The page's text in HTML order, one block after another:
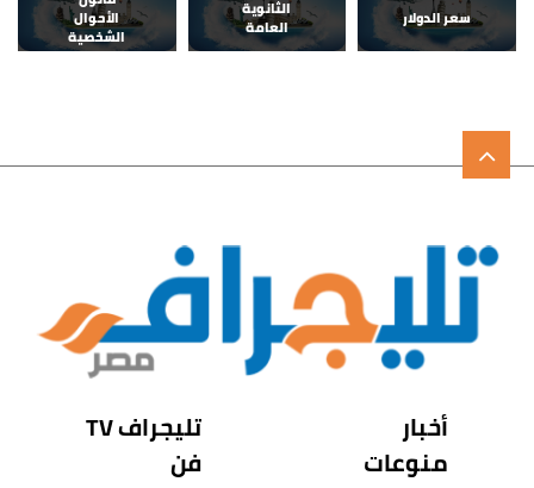
سعر الدولار
الثانوية
العامة
الأحوال
الشخصية
أخبار
منوعات
تليجراف TV
فن